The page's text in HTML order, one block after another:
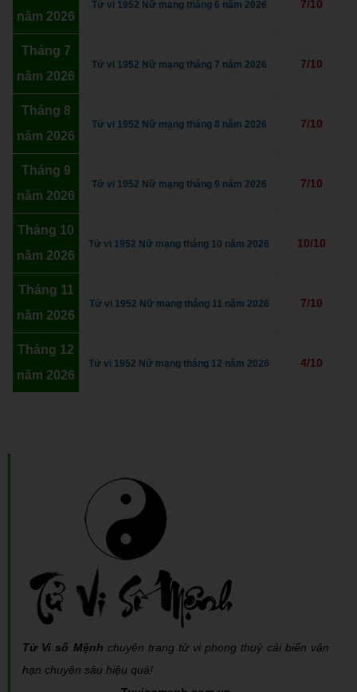
năm 2026
Tử vi 1952 Nữ mạng tháng 6 năm 2026 7/10
Tháng 7
năm 2026
Tử vi 1952 Nữ mạng tháng 7 năm 2026 7/10
Tháng 8
năm 2026
Tử vi 1952 Nữ mạng tháng 8 năm 2026 7/10
Tháng 9
năm 2026
Tử vi 1952 Nữ mạng tháng 9 năm 2026 7/10
Tháng 10
năm 2026
Tử vi 1952 Nữ mạng tháng 10 năm 2026 10/10
Tháng 11
năm 2026
Tử vi 1952 Nữ mạng tháng 11 năm 2026 7/10
Tháng 12
năm 2026
Tử vi 1952 Nữ mạng tháng 12 năm 2026 4/10
Tử Vi số Mệnh chuyên trang tử vi phong thuỷ cải biến vận
hạn chuyên sâu hiệu quả!